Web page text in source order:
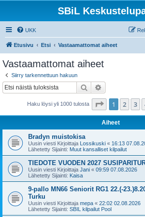
SBiL
UKK
Etusivu Etsi Vastaamattomat aiheet
Vastaamattomat aiheet
Siirry tarkennettuun hakuun
Etsi
Haku löysi yli 1000 tulosta Sivu /10
1 2 3
Aiheet
Bradyn muistokisa
Uusin viesti Kirjoittaja Lossikuski « 16:13
Lähetetty Sijainti: Muut kansalliset kilpailut
TIEDOTE VUODEN 2027
Uusin viesti Kirjoittaja Jani « 09:59 07.08.2026
Lähetetty Sijainti: Kaisa
9-pallo MN66 Seniorit RG1 22.(-
Turku
Uusin viesti Kirjoittaja mepa « 22:02 02.08.2026
Lähetetty Sijainti: SBIL kilpailut Pool